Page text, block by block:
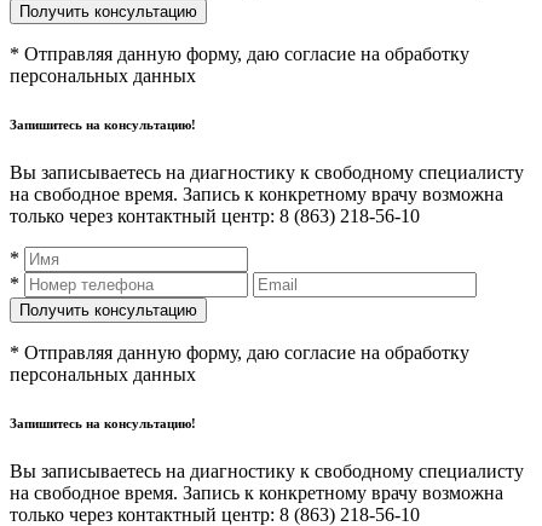
* Отправляя данную форму, даю согласие на обработку
персональных данных
Запишитесь на консультацию!
Вы записываетесь на диагностику к свободному специалисту
на свободное время. Запись к конкретному врачу возможна
только через контактный центр: 8 (863) 218-56-10
*
*
* Отправляя данную форму, даю согласие на обработку
персональных данных
Запишитесь на консультацию!
Вы записываетесь на диагностику к свободному специалисту
на свободное время. Запись к конкретному врачу возможна
только через контактный центр: 8 (863) 218-56-10